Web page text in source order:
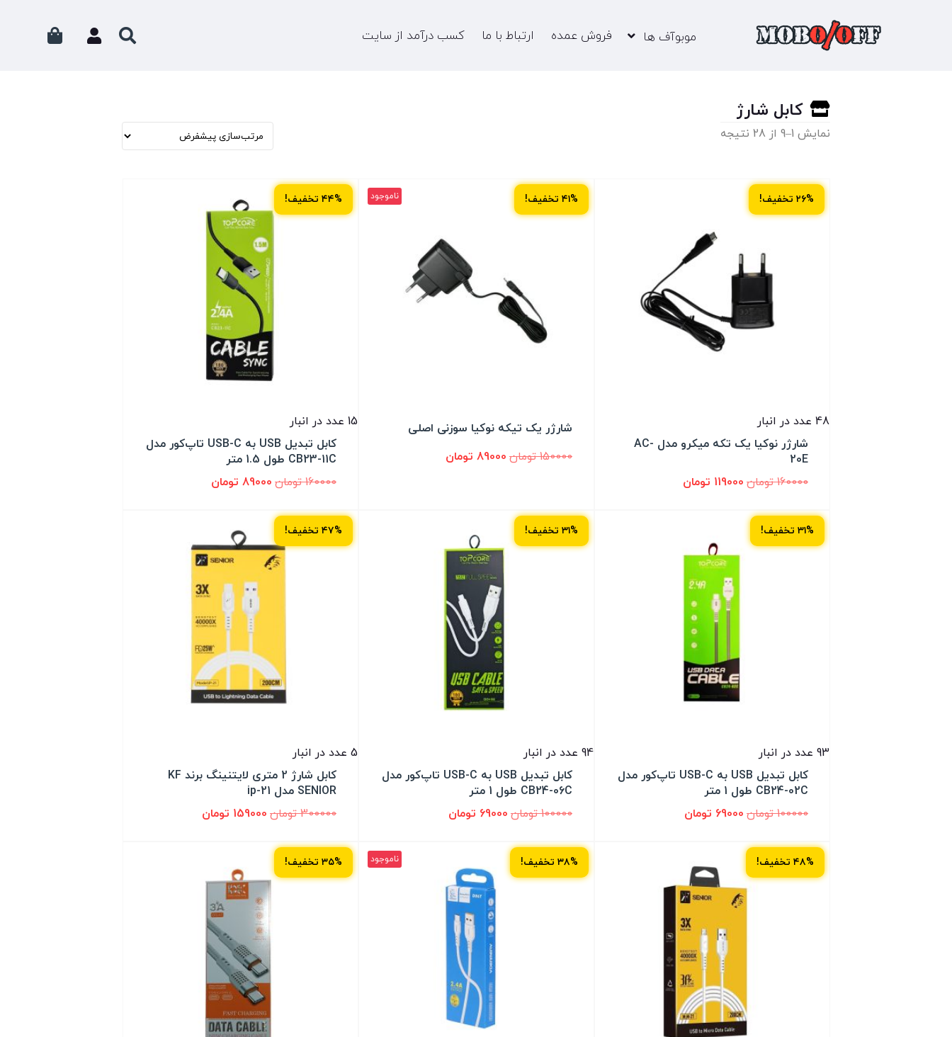
موبوآف ها فروش عمده ارتباط با ما کسب درآمد از سایت
کابل شارژ
نمایش 1–9 از 28 نتیجه
۲۶% تخفیف!
48 عدد در انبار
شارژر نوکیا یک تکه میکرو مدل AC-
20E
160000 تومان 119000 تومان
۴۱% تخفیف! ناموجود
شارژر یک تیکه نوکیا سوزنی اصلی
150000 تومان 89000 تومان
۴۴% تخفیف!
15 عدد در انبار
کابل تبدیل USB به USB-C تاپ‌کور مدل
CB23-11C طول 1.5 متر
160000 تومان 89000 تومان
۳۱% تخفیف!
93 عدد در انبار
کابل تبدیل USB به USB-C تاپ‌کور مدل
CB24-02C طول 1 متر
100000 تومان 69000 تومان
۳۱% تخفیف!
94 عدد در انبار
کابل تبدیل USB به USB-C تاپ‌کور مدل
CB24-06C طول 1 متر
100000 تومان 69000 تومان
۴۷% تخفیف!
5 عدد در انبار
کابل شارژ 2 متری لایتنینگ برند KF
SENIOR مدل ip-21
300000 تومان 159000 تومان
۴۸% تخفیف! ۳۸% تخفیف! ناموجود ۳۵% تخفیف!